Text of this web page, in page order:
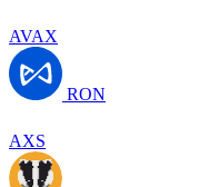
AVAX
RON
AXS